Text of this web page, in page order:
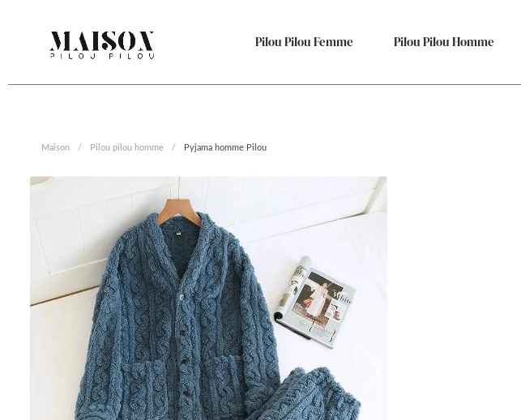
Pilou Pilou Femme Pilou Pilou Homme
Maison / Pilou pilou homme / Pyjama homme Pilou